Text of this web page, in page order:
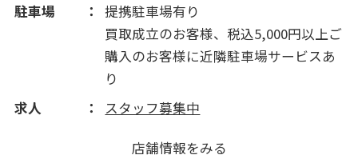
駐車場
提携駐車場有り
買取成立のお客様、税込5,000円以上ご
購入のお客様に近隣駐車場サービスあ
り
求人
スタッフ募集中
店舗情報をみる